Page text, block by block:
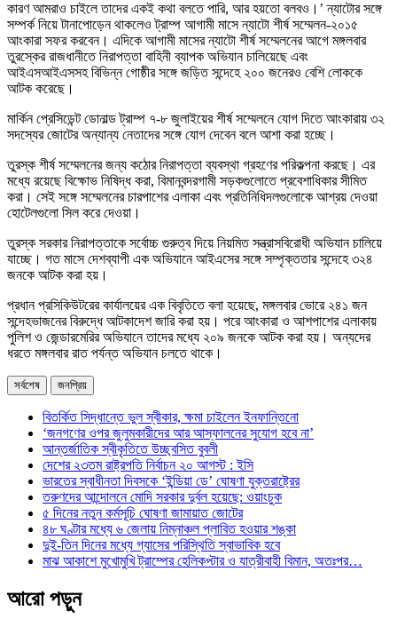
কারণ আমরাও চাইলে তাদের একই কথা বলতে পারি, আর হয়তো বলবও।’ ন্যাটোর সঙ্গে
সম্পর্ক নিয়ে টানাপোড়েন থাকলেও ট্রাম্প আগামী মাসে ন্যাটো শীর্ষ সম্মেলন-২০১৫
আংকারা সফর করবেন। এদিকে আগামী মাসের ন্যাটো শীর্ষ সম্মেলনের আগে মঙ্গলবার
তুরস্কের রাজধানীতে নিরাপত্তা বাহিনী ব্যাপক অভিযান চালিয়েছে এবং
আইএসআইএসসহ বিভিন্ন গোষ্ঠীর সঙ্গে জড়িত সন্দেহে ২০০ জনেরও বেশি লোককে
আটক করেছে।
মার্কিন প্রেসিডেন্ট ডোনাল্ড ট্রাম্প ৭-৮ জুলাইয়ের শীর্ষ সম্মেলনে যোগ দিতে আংকারায় ৩২
সদস্যের জোটের অন্যান্য নেতাদের সঙ্গে যোগ দেবেন বলে আশা করা হচ্ছে।
তুরস্ক শীর্ষ সম্মেলনের জন্য কঠোর নিরাপত্তা ব্যবস্থা গ্রহণের পরিকল্পনা করছে। এর
মধ্যে রয়েছে বিক্ষোভ নিষিদ্ধ করা, বিমানবন্দরগামী সড়কগুলোতে প্রবেশাধিকার সীমিত
করা। সেই সঙ্গে সম্মেলনের চারপাশের এলাকা এবং প্রতিনিধিদলগুলোকে আশ্রয় দেওয়া
হোটেলগুলো সিল করে দেওয়া।
তুরস্ক সরকার নিরাপত্তাকে সর্বোচ্চ গুরুত্ব দিয়ে নিয়মিত সন্ত্রাসবিরোধী অভিযান চালিয়ে
যাচ্ছে। গত মাসে দেশব্যাপী এক অভিযানে আইএসের সঙ্গে সম্পৃক্ততার সন্দেহে ৩২৪
জনকে আটক করা হয়।
প্রধান প্রসিকিউটরের কার্যালয়ের এক বিবৃতিতে বলা হয়েছে, মঙ্গলবার ভোরে ২৪১ জন
সন্দেহভাজনের বিরুদ্ধে আটকাদেশ জারি করা হয়। পরে আংকারা ও আশপাশের এলাকায়
পুলিশ ও জেন্ডারমেরির অভিযানে তাদের মধ্যে ২০৯ জনকে আটক করা হয়। অন্যদের
ধরতে মঙ্গলবার রাত পর্যন্ত অভিযান চলতে থাকে।
সর্বশেষ জনপ্রিয়
বিতর্কিত সিদ্ধান্তে ভুল স্বীকার, ক্ষমা চাইলেন ইনফান্তিনো
‘জনগণের ওপর জুলুমকারীদের আর আস্ফালনের সুযোগ হবে না’
আন্তর্জাতিক স্বীকৃতিতে উচ্ছ্বসিত বুবলী
দেশের ২৩তম রাষ্ট্রপতি নির্বাচন ২০ আগস্ট : ইসি
ভারতের স্বাধীনতা দিবসকে ‘ইন্ডিয়া ডে’ ঘোষণা যুক্তরাষ্ট্রের
তরুণদের আন্দোলনে মোদি সরকার দুর্বল হয়েছে: ওয়াংচুক
৫ দিনের নতুন কর্মসূচি ঘোষণা জামায়াত জোটের
৪৮ ঘণ্টার মধ্যে ৬ জেলায় নিম্নাঞ্চল প্লাবিত হওয়ার শঙ্কা
দুই-তিন দিনের মধ্যে গ্যাসের পরিস্থিতি স্বাভাবিক হবে
মাঝ আকাশে মুখোমুখি ট্রাম্পের হেলিকপ্টার ও যাত্রীবাহী বিমান, অতঃপর…
আরো পড়ুন